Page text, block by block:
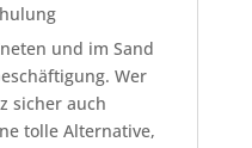
und im Sand
Wer
sicher auch
tolle Alternative,